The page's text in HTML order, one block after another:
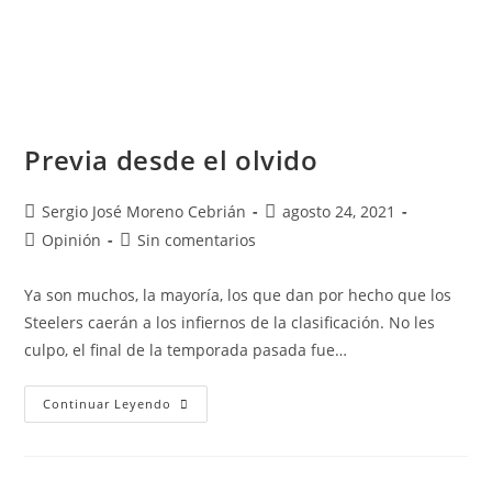
Previa desde el olvido
Sergio José Moreno Cebrián
agosto 24, 2021
Opinión
Sin comentarios
Ya son muchos, la mayoría, los que dan por hecho que los
Steelers caerán a los infiernos de la clasificación. No les
culpo, el final de la temporada pasada fue…
Continuar Leyendo